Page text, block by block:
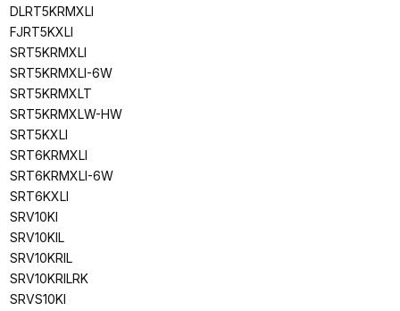
DLRT5KRMXLI
FJRT5KXLI
SRT5KRMXLI
SRT5KRMXLI-6W
SRT5KRMXLT
SRT5KRMXLW-HW
SRT5KXLI
SRT6KRMXLI
SRT6KRMXLI-6W
SRT6KXLI
SRV10KI
SRV10KIL
SRV10KRIL
SRV10KRILRK
SRVS10KI